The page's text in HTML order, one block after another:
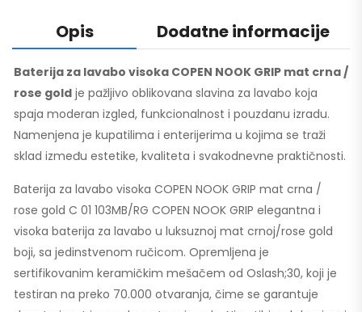
Opis Dodatne informacije
Baterija za lavabo visoka COPEN NOOK GRIP mat crna /
rose gold je pažljivo oblikovana slavina za lavabo koja
spaja moderan izgled, funkcionalnost i pouzdanu izradu.
Namenjena je kupatilima i enterijerima u kojima se traži
sklad između estetike, kvaliteta i svakodnevne praktičnosti.
Baterija za lavabo visoka COPEN NOOK GRIP mat crna /
rose gold C 01 103MB/RG COPEN NOOK GRIP elegantna i
visoka baterija za lavabo u luksuznoj mat crnoj/rose gold
boji, sa jedinstvenom ručicom. Opremljena je
sertifikovanim keramičkim mešačem od Oslash;30, koji je
testiran na preko 70.000 otvaranja, čime se garantuje